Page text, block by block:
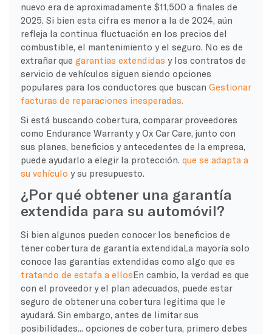
nuevo era de aproximadamente $11,500 a finales de
2025. Si bien esta cifra es menor a la de 2024, aún
refleja la continua fluctuación en los precios del
combustible, el mantenimiento y el seguro. No es de
extrañar que garantías extendidas y los contratos de
servicio de vehículos siguen siendo opciones
populares para los conductores que buscan Gestionar
facturas de reparaciones inesperadas.
Si está buscando cobertura, comparar proveedores
como Endurance Warranty y Ox Car Care, junto con
sus planes, beneficios y antecedentes de la empresa,
puede ayudarlo a elegir la protección. que se adapta a
su vehículo y su presupuesto.
¿Por qué obtener una garantía
extendida para su automóvil?
Si bien algunos pueden conocer los beneficios de
tenercobertura de garantía extendidaLa mayoría solo
conoce las garantías extendidas como algo que es
tratando de estafa a ellosEn cambio, la verdad es que
con el proveedor y el plan adecuados, puede estar
seguro de obtener una cobertura legítima que le
ayudará. Sin embargo, antes de limitar sus
posibilidades... opciones de cobertura , primero debes